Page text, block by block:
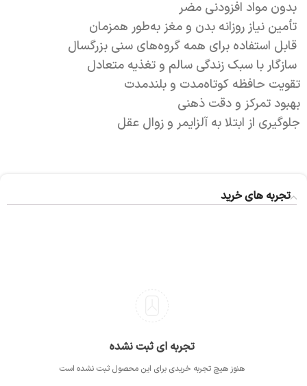
بدون مواد افزودنی مضر
تأمین نیاز روزانه بدن و مغز به‌طور همزمان
قابل استفاده برای همه گروه‌های سنی بزرگسال
سازگار با سبک زندگی سالم و تغذیه متعادل
تقویت حافظه کوتاه‌مدت و بلندمدت
بهبود تمرکز و دقت ذهنی
جلوگیری از ابتلا به آلزایمر و زوال عقل
تجربه های خرید
تجربه ای ثبت نشده
هنوز هیچ تجربه خریدی برای این محصول ثبت نشده است